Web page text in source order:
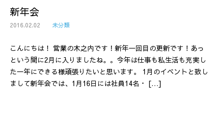
新年会
2016.02.02 未分類
こんにちは！ 営業の木之内です！新年一回目の更新です！あっ
という間に2月に入りましたね。。今年は仕事も私生活も充実し
た一年にできる様頑張りたいと思います。 1月のイベントと致し
まして新年会では、1月16日には社員14名・ […]